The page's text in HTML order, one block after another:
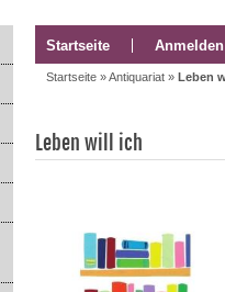
Startseite Anmelden
Startseite »Antiquariat » Leben
Leben will ich